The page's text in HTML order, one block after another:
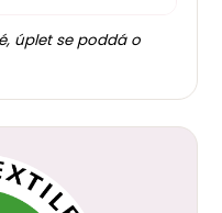
úplet se poddá o